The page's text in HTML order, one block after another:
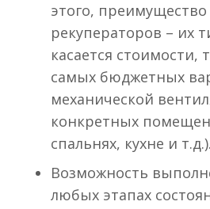
этого,
рекуператоров – их
касается стоимости,
самых бюджетных
механической
конкретных
спальнях, кухне и т.д.).
Возможность
любых этапах